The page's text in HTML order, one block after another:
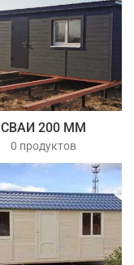
СВАИ 200 ММ
0 продуктов